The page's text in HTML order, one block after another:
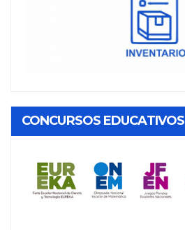
CONCURSOS EDUCATIVOS